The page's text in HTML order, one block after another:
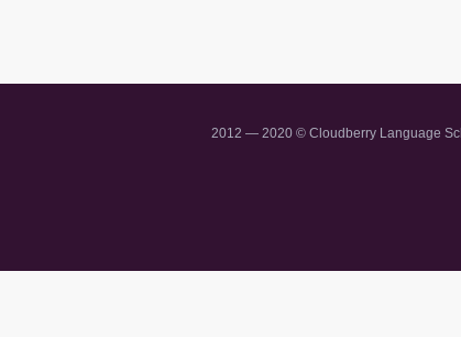
2012 — 2020 © Cloudberry Language